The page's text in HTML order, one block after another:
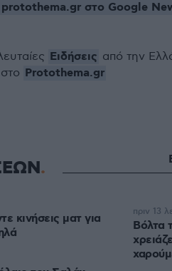
protothema.gr στο Google
Ειδήσεις από την
Protothema.gr
κινήσεις ματ για
Βόλτα
πριν 13